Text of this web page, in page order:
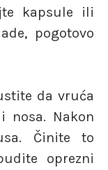
kapsule ili
pogotovo
da vruća
nosa. Nakon
Činite to
oprezni